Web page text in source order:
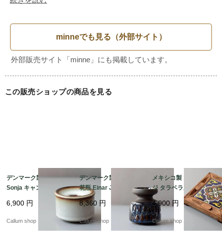
■素材
■原産国
不明
模様の縁に1～2mm程の欠けがみられる箇所がございます。
年数を経たヴィンテージということをご理解いただき、味わ
いをお楽しみいただけますと幸いです。
商品の形状上、内側のクリーニングがしっかり行えない状態
での販売となりますことをご了承ください。
この販売ショップの商品を見る
デンマーク製 SOHOLM
Sonja キャンドルスタ
ンド 花瓶 北欧 花器 ス
ーホルム 一輪挿し ホル
ダー 燭台 ヴィンテージ
6,900 円
Callum shop
デンマーク製 SOHOLM
花瓶 Einar Johansen
ネイビー 北欧 花器 ス
ーホルム 一輪挿し キャ
ンドルスタンド ホルダ
ー ヴィンテージ_2607
8,360 円
Callum shop
メキシコ製 ヴィンテー
ジ タラベラ風タイルと
木製のトリベット 陶板
オブジェ 花台やトレー
としても フォークアー
ト アンティーク_2607
4,900 円
Callum shop